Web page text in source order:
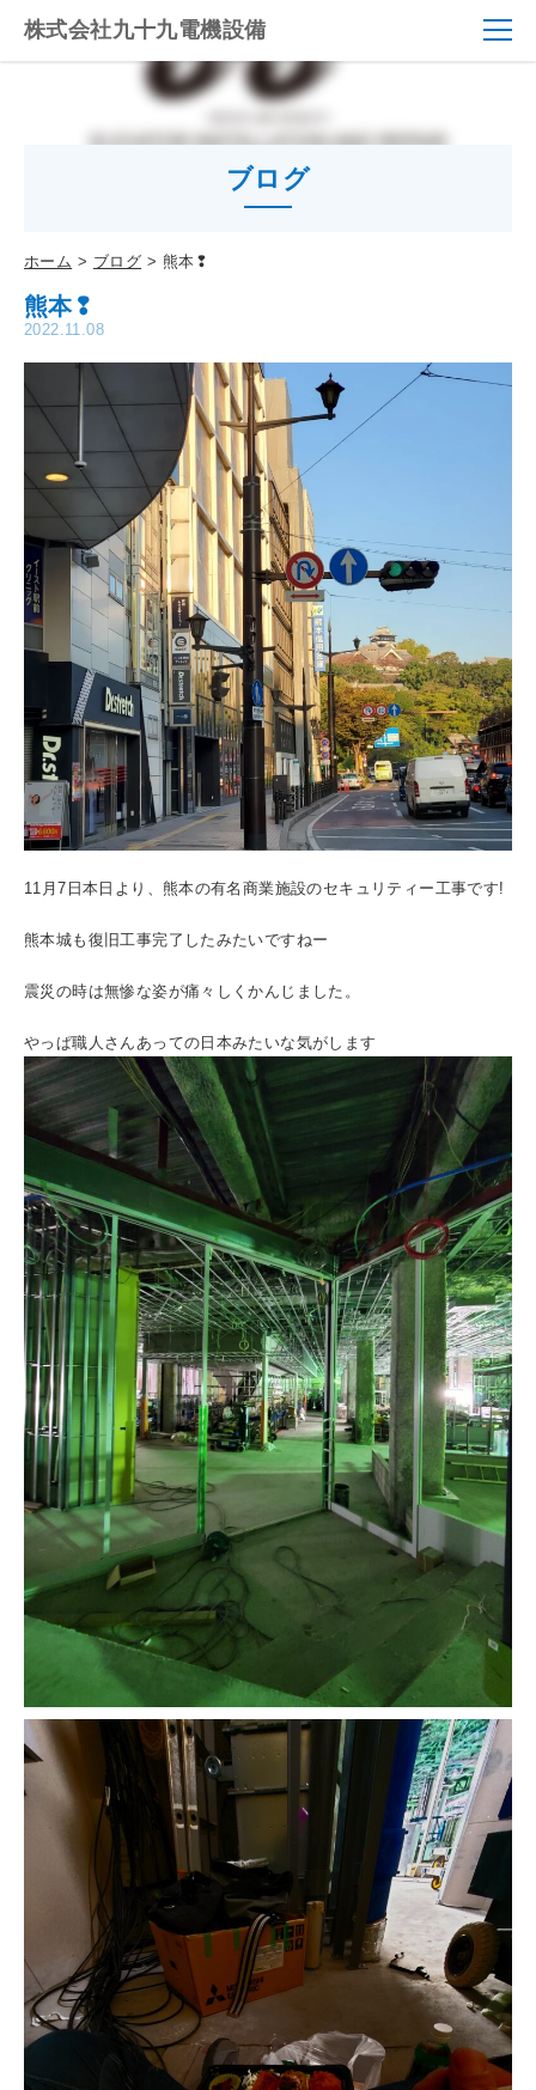
株式会社九十九電機設備
ブログ
ホーム ブログ 熊本❢
熊本❢
2022.11.08
11月7日本日より、熊本の有名商業施設のセキュリティー工事です!
熊本城も復旧工事完了したみたいですねー
震災の時は無惨な姿が痛々しくかんじました。
やっぱ職人さんあっての日本みたいな気がします